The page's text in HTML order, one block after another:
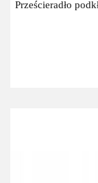
Prześcieradło